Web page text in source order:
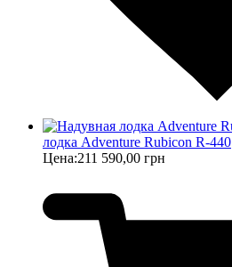
лодка Adventure Rubicon R-440
Цена:211 590,00 грн